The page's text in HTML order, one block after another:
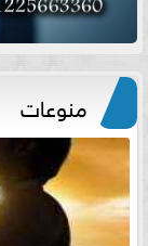
منوعات